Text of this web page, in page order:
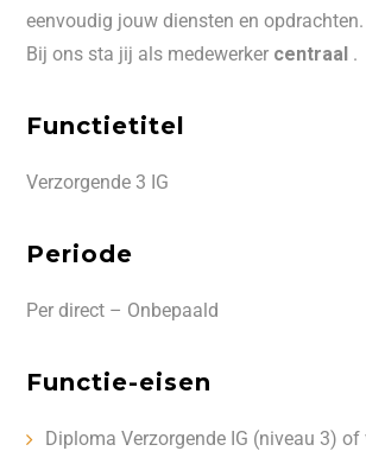
eenvoudig jouw diensten en opdrachten.
Bij ons sta jij als medewerker centraal .
Functietitel
Verzorgende 3 IG
Periode
Per direct – Onbepaald
Functie-eisen
Diploma Verzorgende IG (niveau 3) of